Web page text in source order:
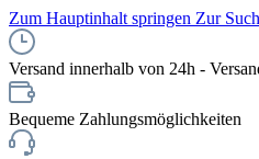
Zum Hauptinhalt springen Zur
Versand innerhalb von 24h -
Bequeme Zahlungsmöglichkeiten